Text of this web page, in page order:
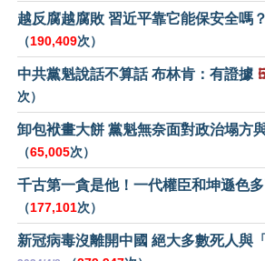
越反腐越腐敗 習近平靠它能保安全嗎？
（190,409次）
中共黨魁說話不算話 布林肯：有證據
次）
卸包袱畫大餅 黨魁無奈面對政治塌方
（65,005次）
千古第一貪是他！一代權臣和坤遜色
（177,101次）
新冠病毒沒離開中國 絕大多數死人與